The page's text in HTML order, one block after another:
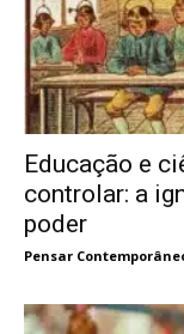
Educação e
controlar: a
poder
Pensar